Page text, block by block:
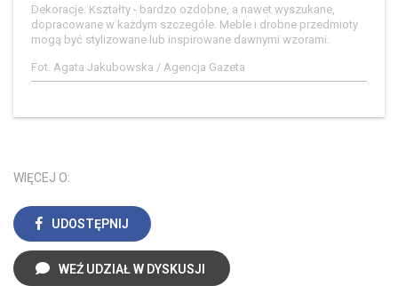
Dekoracje. Kształty - bardzo ozdobne, a nawet wyszukane,
dopracowane w każdym szczególe. Meble i drobne przedmioty
mogą być stylizowane lub inspirowane dawnymi wzorami.
Fot. Agata Jakubowska / Agencja Gazeta
WIĘCEJ O:
UDOSTĘPNIJ
WEŹ UDZIAŁ W DYSKUSJI